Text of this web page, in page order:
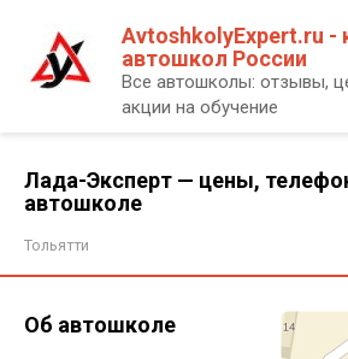
контенту
AvtoshkolyExpert.ru -
автошкол России
Все автошколы: отзывы,
акции на обучение
Лада-Эксперт — цены,
автошколе
Тольятти
Об автошколе